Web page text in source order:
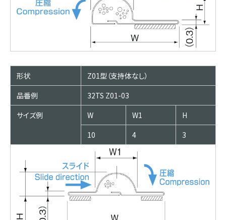
形状
Z01型（支持体なし）
品番例
32TS Z01-03
サイズ例
W W1
H
10
4 3